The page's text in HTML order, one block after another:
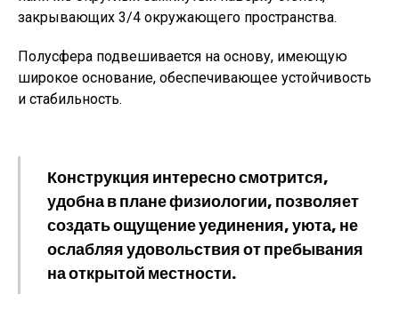
закрывающих 3/4 окружающего пространства.
Полусфера подвешивается на основу, имеющую
широкое основание, обеспечивающее устойчивость
и стабильность.
Конструкция интересно смотрится,
удобна в плане физиологии, позволяет
создать ощущение уединения, уюта, не
ослабляя удовольствия от пребывания
на открытой местности.